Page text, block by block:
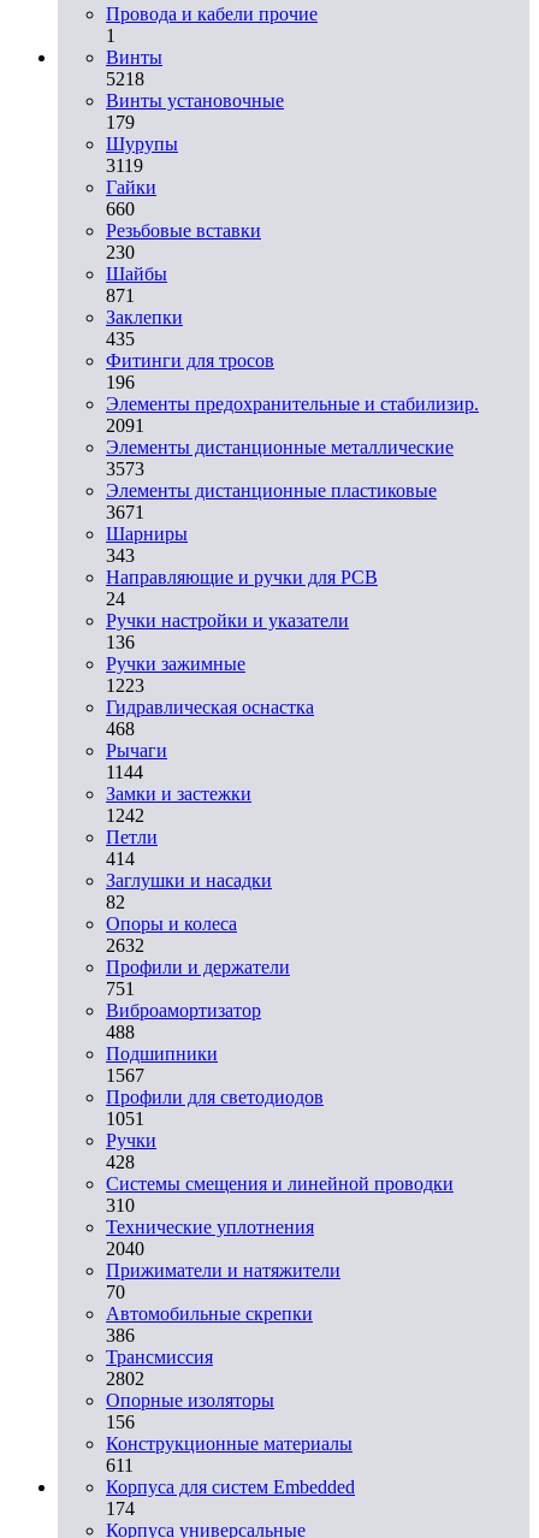
Провода и кабели прочие
1
Винты
5218
Винты установочные
179
Шурупы
3119
Гайки
660
Резьбовые вставки
230
Шайбы
871
Заклепки
435
Фитинги для тросов
196
Элементы предохранительные и стабилизир.
2091
Элементы дистанционные металлические
3573
Элементы дистанционные пластиковые
3671
Шарниры
343
Направляющие и ручки для PCB
24
Ручки настройки и указатели
136
Ручки зажимные
1223
Гидравлическая оснастка
468
Рычаги
1144
Замки и застежки
1242
Петли
414
Заглушки и насадки
82
Опоры и колеса
2632
Профили и держатели
751
Виброамортизатор
488
Подшипники
1567
Профили для светодиодов
1051
Ручки
428
Системы смещения и линейной проводки
310
Технические уплотнения
2040
Прижиматели и натяжители
70
Автомобильные скрепки
386
Трансмиссия
2802
Опорные изоляторы
156
Конструкционные материалы
611
Корпуса для систем Embedded
174
Корпуса универсальные